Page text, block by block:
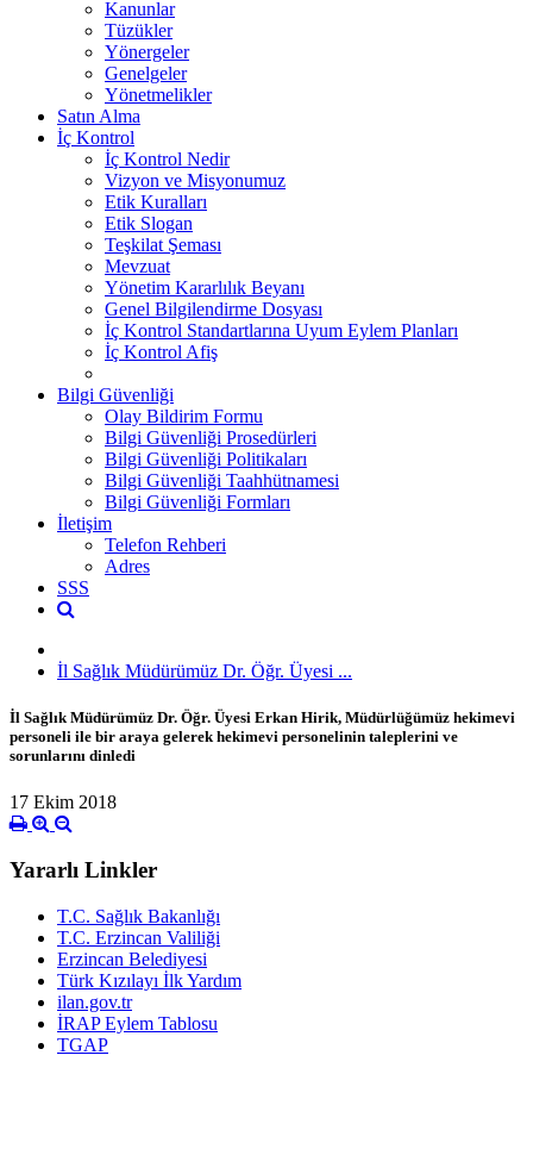
Kanunlar
Tüzükler
Yönergeler
Genelgeler
Yönetmelikler
Satın Alma
İç Kontrol
İç Kontrol Nedir
Vizyon ve Misyonumuz
Etik Kuralları
Etik Slogan
Teşkilat Şeması
Mevzuat
Yönetim Kararlılık Beyanı
Genel Bilgilendirme Dosyası
İç Kontrol Standartlarına Uyum Eylem Planları
İç Kontrol Afiş
Bilgi Güvenliği
Olay Bildirim Formu
Bilgi Güvenliği Prosedürleri
Bilgi Güvenliği Politikaları
Bilgi Güvenliği Taahhütnamesi
Bilgi Güvenliği Formları
İletişim
Telefon Rehberi
Adres
SSS
İl Sağlık Müdürümüz Dr. Öğr. Üyesi ...
İl Sağlık Müdürümüz Dr. Öğr. Üyesi Erkan Hirik, Müdürlüğümüz hekimevi
personeli ile bir araya gelerek hekimevi personelinin taleplerini ve
sorunlarını dinledi
17 Ekim 2018
Yararlı Linkler
T.C. Sağlık Bakanlığı
T.C. Erzincan Valiliği
Erzincan Belediyesi
Türk Kızılayı İlk Yardım
ilan.gov.tr
İRAP Eylem Tablosu
TGAP